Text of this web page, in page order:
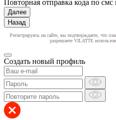
Повторная отправка кода по смс
Далее
Назад
Регистрируясь на сайте, вы подтверждаете, что
разрешаете VILATTE
Создать новый профиль